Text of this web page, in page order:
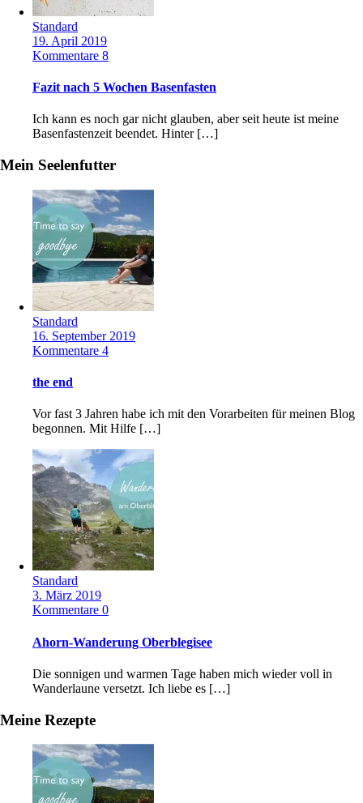
Standard
19. April 2019
Kommentare 8
Fazit nach 5 Wochen Basenfasten
Ich kann es noch gar nicht glauben, aber seit heute ist meine
Basenfastenzeit beendet. Hinter […]
Mein Seelenfutter
Standard
16. September 2019
Kommentare 4
the end
Vor fast 3 Jahren habe ich mit den Vorarbeiten für meinen Blog
begonnen. Mit Hilfe […]
Standard
3. März 2019
Kommentare 0
Ahorn-Wanderung Oberblegisee
Die sonnigen und warmen Tage haben mich wieder voll in
Wanderlaune versetzt. Ich liebe es […]
Meine Rezepte